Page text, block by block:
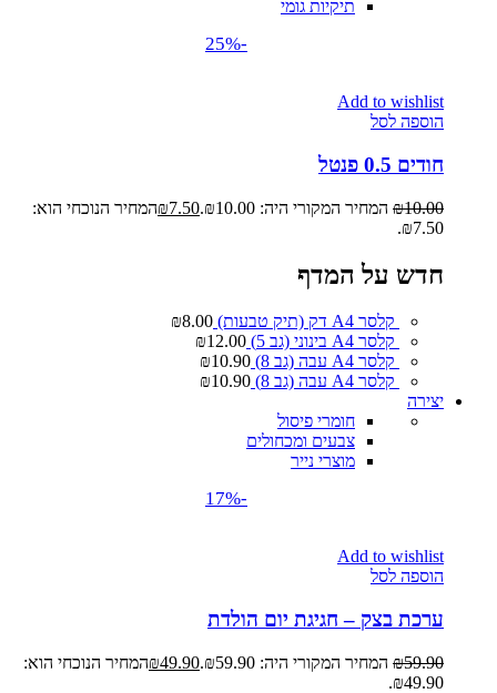
תיקיות גומי
-25%
Add to wishlist
הוספה לסל
חודים 0.5 פנטל
₪10.00 המחיר המקורי היה: ₪10.00. ₪7.50
המחיר הנוכחי הוא:
₪7.50.
חדש על המדף
קלסר A4 דק (תיק טבעות) ₪8.00
קלסר A4 בינוני (גב 5)
₪12.00
קלסר A4 עבה (גב 8)
₪10.90
קלסר A4 עבה (גב 8)
₪10.90
יצירה
חומרי פיסול
צבעים ומכחולים
מוצרי נייר
-17%
Add to wishlist
הוספה לסל
ערכת בצק – חגיגת יום הולדת
₪59.90 המחיר המקורי היה: ₪59.90. ₪49.90
המחיר הנוכחי הוא:
₪49.90.